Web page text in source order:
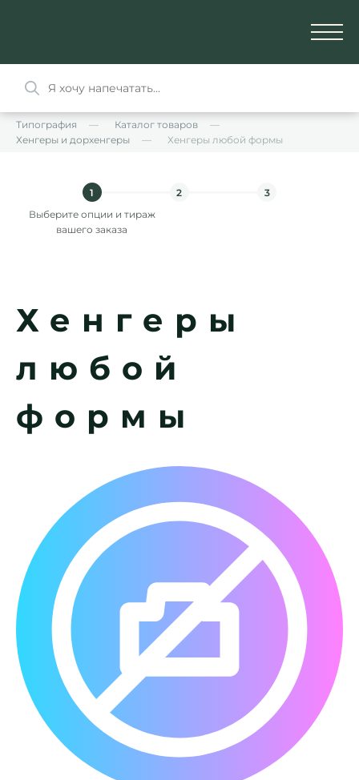
Типография
Каталог товаров
Хенгеры и дорхенгеры
Хенгеры любой формы
1
Выберите опции и тираж
вашего заказа
2 3
Хенгеры
любой
формы